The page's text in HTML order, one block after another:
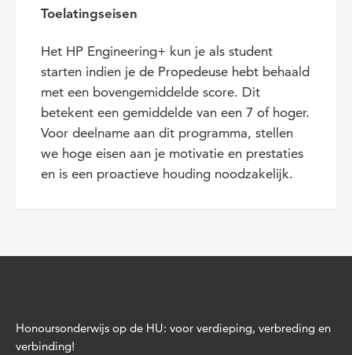
Toelatingseisen
Het HP Engineering+ kun je als student
starten indien je de Propedeuse hebt behaald
met een bovengemiddelde score. Dit
betekent een gemiddelde van een 7 of hoger.
Voor deelname aan dit programma, stellen
we hoge eisen aan je motivatie en prestaties
en is een proactieve houding noodzakelijk.
Honoursonderwijs op de HU: voor verdieping, verbreding en
verbinding!